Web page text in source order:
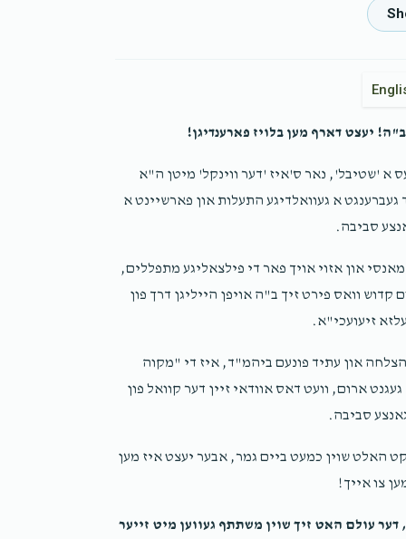
2 years ago
Joel L A SHWARTZ /ר' אברהם לייב שווארץ
Aryeh Royde
יעצט דארף מען בלויז פארענדיגן!
א 'שטיבל', נאר ס'איז 'דער ווינקל' מיטן ה"א
א געוואלדיגע התעלות און פארשיינט א
סביבה.
און אזוי אויך פאר די פילצאליגע מתפללים,
וואס פירט זיך ב"ה אויפן הייליגן דרך פון
זיעועכי"א.
און עתיד פונעם ביהמ"ד, איז די "מקוה
ארום, וועט דאס אוודאי זיין דער קוואל פון
סביבה.
האלט שוין כמעט ביים גמר, אבער יעצט איז מען
צו אייך!
דער עולם האט זיך שוין משתתף געווען מיט זייער